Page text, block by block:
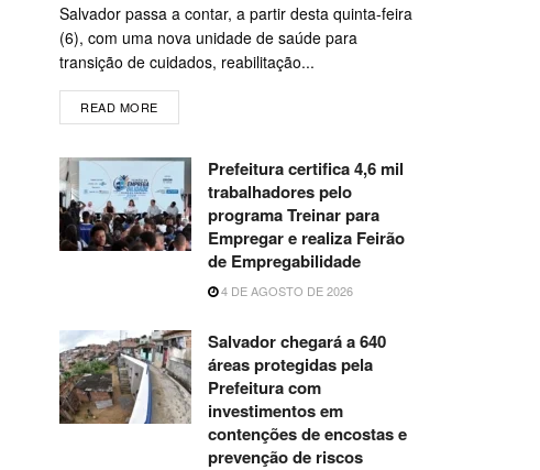
Salvador passa a contar, a partir desta quinta-feira
(6), com uma nova unidade de saúde para
transição de cuidados, reabilitação...
READ MORE
Prefeitura certifica 4,6 mil
trabalhadores pelo
programa Treinar para
Empregar e realiza Feirão
de Empregabilidade
4 DE AGOSTO DE 2026
Salvador chegará a 640
áreas protegidas pela
Prefeitura com
investimentos em
contenções de encostas e
prevenção de riscos